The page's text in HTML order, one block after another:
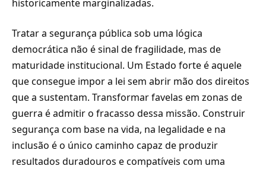
historicamente marginalizadas.
Tratar a segurança pública sob uma lógica
democrática não é sinal de fragilidade, mas de
maturidade institucional. Um Estado forte é aquele
que consegue impor a lei sem abrir mão dos direitos
que a sustentam. Transformar favelas em zonas de
guerra é admitir o fracasso dessa missão. Construir
segurança com base na vida, na legalidade e na
inclusão é o único caminho capaz de produzir
resultados duradouros e compatíveis com uma